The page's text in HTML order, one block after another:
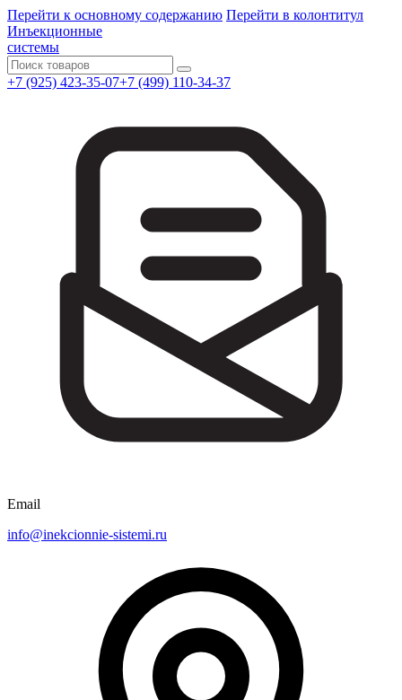
Перейти к основному содержанию Перейти в колонтитул
Инъекционные
системы
Поиск
+7 (925) 423-35-07+7 (499) 110-34-37
Email
info@inekcionnie-sistemi.ru